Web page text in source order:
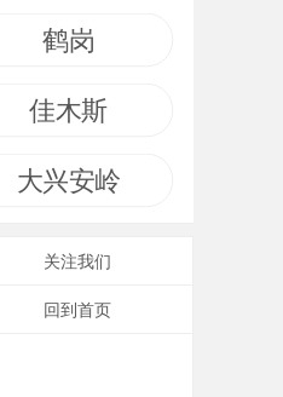
鹤岗
佳木斯
大兴安岭
关注我们
回到首页